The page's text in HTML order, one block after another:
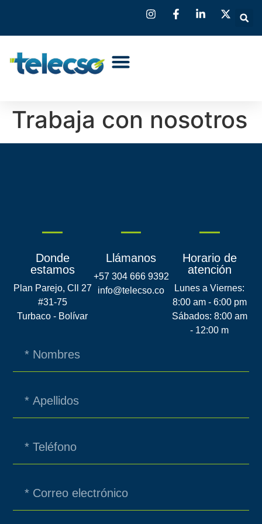
Trabaja con nosotros
Donde
estamos
Plan Parejo, Cll 27
#31-75
Turbaco - Bolívar
Llámanos
+57 304 666 9392
info@telecso.co
Horario de
atención
Lunes a Viernes:
8:00 am - 6:00 pm
Sábados: 8:00 am
- 12:00 m